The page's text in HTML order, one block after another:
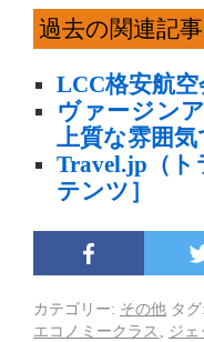
過去の関連記事
LCC格安航
ヴァージン
上質な雰囲
Travel.jp（ト
テンツ］
カテゴリー: その他 タグ:
エコノミークラス
ジ